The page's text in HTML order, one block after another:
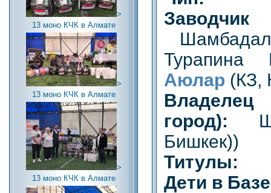
>
13 моно КЧК в Алмате
>
13 моно КЧК в Алмате
>
13 моно КЧК в Алмате
Заводчик
Аюлар (КЗ,
город):
Бишкек))
Титулы:
Дети в